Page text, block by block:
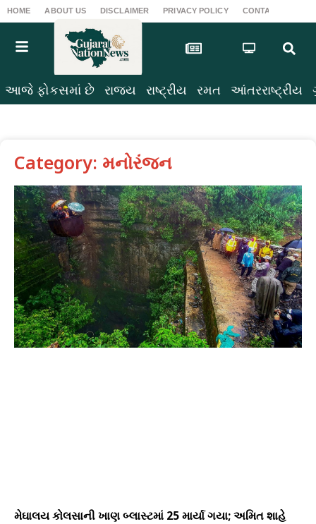
HOME ABOUT US DISCLAIMER PRIVACY POLICY CONTACT US
આજે ફોકસમાં છે રાજ્ય રાષ્ટ્રીય રમત આંતરરાષ્ટ્રીય
Category: મનોરંજન
મેઘાલય કોલસાની ખાણ બ્લાસ્ટમાં 25 માર્યા ગયા; અમિત શાહે